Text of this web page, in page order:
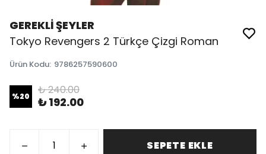
GEREKLİ ŞEYLER
Tokyo Revengers 2 Türkçe Çizgi Roman
Ürün Kodu: 9786257590600
%20 ₺ 240.00
₺ 192.00
SEPETE EKLE